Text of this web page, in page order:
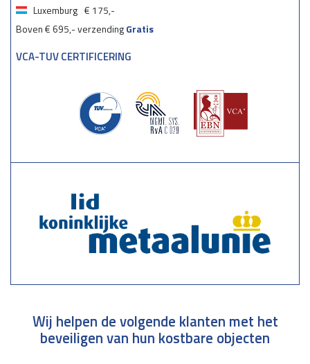
Luxemburg € 175,-
Boven € 695,- verzendingGratis
VCA-TUV CERTIFICERING
Wij helpen de volgende klanten met het
beveiligen van hun kostbare objecten